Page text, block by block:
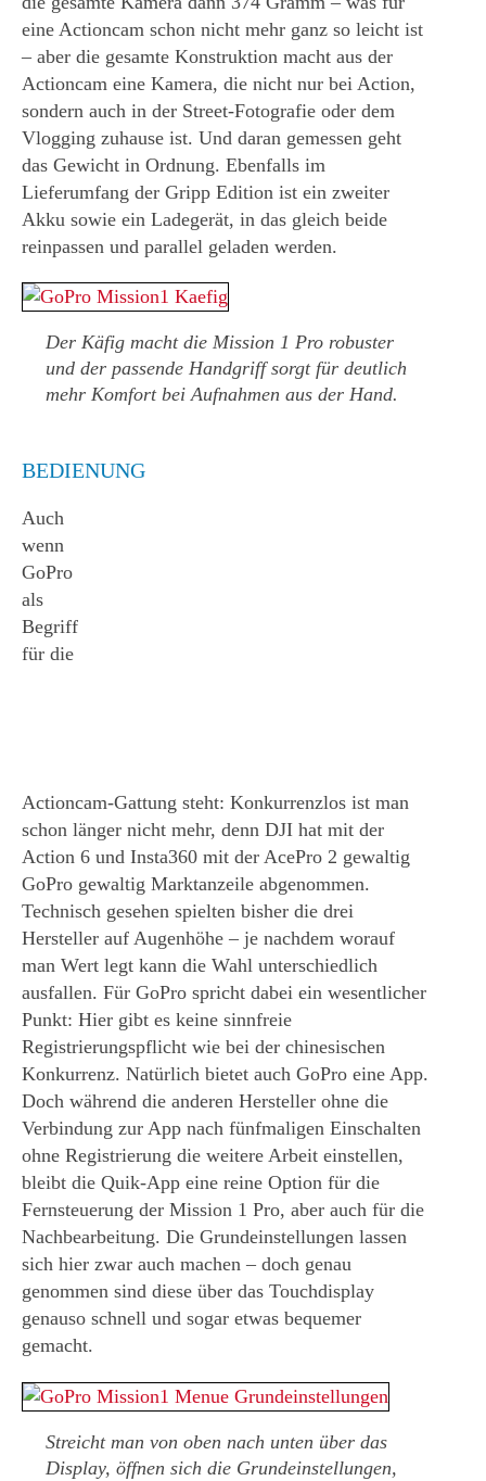
eine Actioncam schon nicht mehr ganz so leicht ist
– aber die gesamte Konstruktion macht aus der
Actioncam eine Kamera, die nicht nur bei Action,
sondern auch in der Street-Fotografie oder dem
Vlogging zuhause ist. Und daran gemessen geht
das Gewicht in Ordnung. Ebenfalls im
Lieferumfang der Gripp Edition ist ein zweiter
Akku sowie ein Ladegerät, in das gleich beide
reinpassen und parallel geladen werden.
Der Käfig macht die Mission 1 Pro robuster
und der passende Handgriff sorgt für deutlich
mehr Komfort bei Aufnahmen aus der Hand.
BEDIENUNG
Auch
wenn
GoPro
als
Begriff
für die
Actioncam-Gattung steht: Konkurrenzlos ist man
schon länger nicht mehr, denn DJI hat mit der
Action 6 und Insta360 mit der AcePro 2 gewaltig
GoPro gewaltig Marktanzeile abgenommen.
Technisch gesehen spielten bisher die drei
Hersteller auf Augenhöhe – je nachdem worauf
man Wert legt kann die Wahl unterschiedlich
ausfallen. Für GoPro spricht dabei ein wesentlicher
Punkt: Hier gibt es keine sinnfreie
Registrierungspflicht wie bei der chinesischen
Konkurrenz. Natürlich bietet auch GoPro eine App.
Doch während die anderen Hersteller ohne die
Verbindung zur App nach fünfmaligen Einschalten
ohne Registrierung die weitere Arbeit einstellen,
bleibt die Quik-App eine reine Option für die
Fernsteuerung der Mission 1 Pro, aber auch für die
Nachbearbeitung. Die Grundeinstellungen lassen
sich hier zwar auch machen – doch genau
genommen sind diese über das Touchdisplay
genauso schnell und sogar etwas bequemer
gemacht.
Streicht man von oben nach unten über das
Display, öffnen sich die Grundeinstellungen,